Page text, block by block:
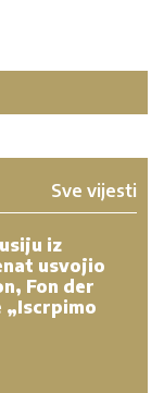
Sve vijesti
iz
usvojio
Fon der
„Iscrpimo